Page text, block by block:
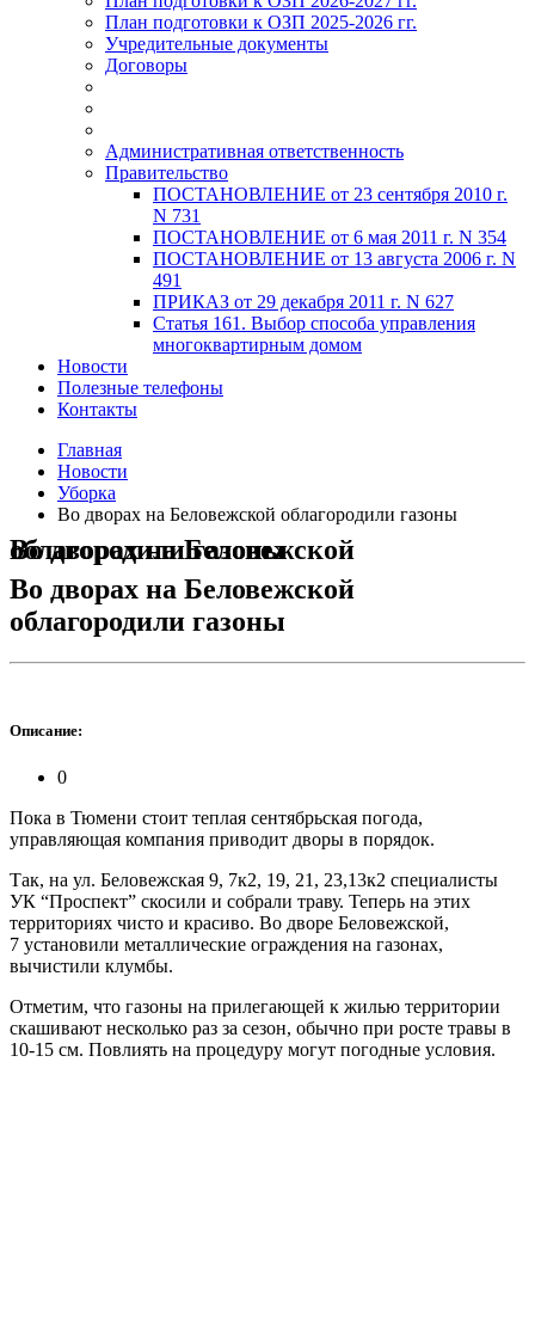
План подготовки к ОЗП 2025-2026 гг.
Учредительные документы
Договоры
Административная ответственность
Правительство
ПОСТАНОВЛЕНИЕ от 23 сентября 2010 г.
N 731
ПОСТАНОВЛЕНИЕ от 6 мая 2011 г. N 354
ПОСТАНОВЛЕНИЕ от 13 августа 2006 г. N
491
ПРИКАЗ от 29 декабря 2011 г. N 627
Статья 161. Выбор способа управления
многоквартирным домом
Новости
Полезные телефоны
Контакты
Главная
Новости
Уборка
Во дворах на Беловежской облагородили газоны
Во дворах на Беловежской облагородили газоны
Во дворах на Беловежской
облагородили газоны
Описание:
0
Пока в Тюмени стоит теплая сентябрьская погода,
управляющая компания приводит дворы в порядок.
Так, на ул. Беловежская 9, 7к2, 19, 21, 23,13к2 специалисты
УК “Проспект” скосили и собрали траву. Теперь на этих
территориях чисто и красиво. Во дворе Беловежской,
7 установили металлические ограждения на газонах,
вычистили клумбы.
Отметим, что газоны на прилегающей к жилью территории
скашивают несколько раз за сезон, обычно при росте травы в
10-15 см. Повлиять на процедуру могут погодные условия.